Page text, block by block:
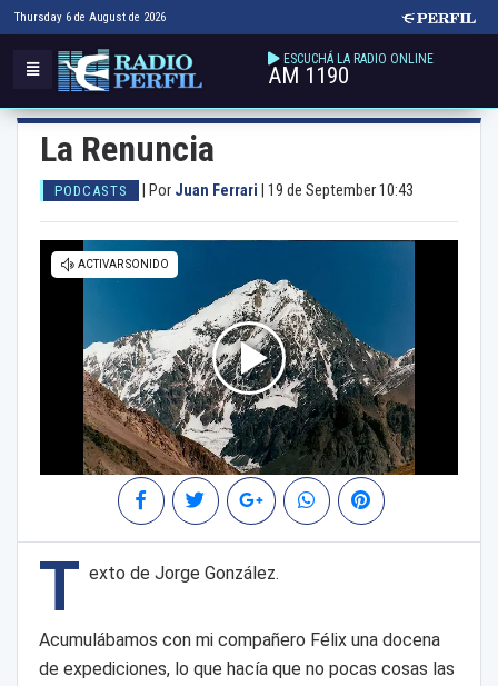
Thursday 6 de August de 2026
ESCUCHÁ LA RADIO ONLINE
AM 1190
La Renuncia
PODCASTS Por Juan Ferrari 19 de September 10:43
T exto de Jorge González.
Acumulábamos con mi compañero Félix una docena
de expediciones, lo que hacía que no pocas cosas las